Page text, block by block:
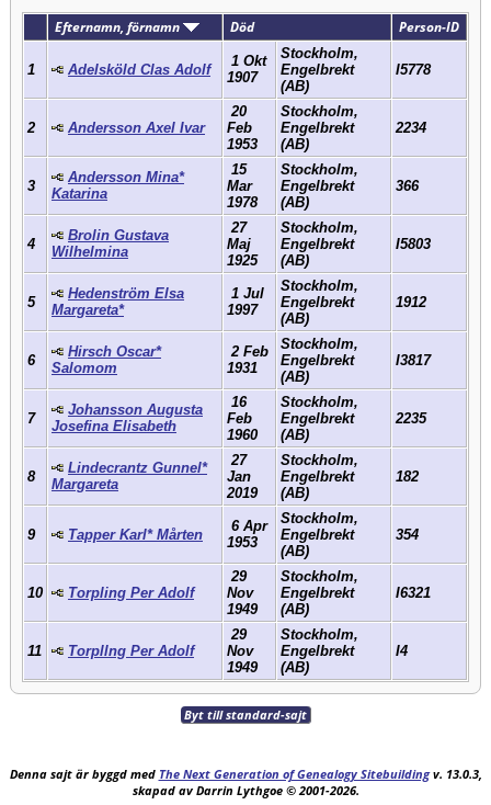
Efternamn, förnamn
Död Person-ID
1 Adelsköld Clas Adolf
1 Okt
1907
Stockholm,
Engelbrekt
(AB)
I5778
2 Andersson Axel Ivar
20
Feb
1953
Stockholm,
Engelbrekt
(AB)
2234
3
Andersson Mina*
Katarina
15
Mar
1978
Stockholm,
Engelbrekt
(AB)
366
4
Brolin Gustava
Wilhelmina
27
Maj
1925
Stockholm,
Engelbrekt
(AB)
I5803
5
Hedenström Elsa
Margareta*
1 Jul
1997
Stockholm,
Engelbrekt
(AB)
1912
6
Hirsch Oscar*
Salomom
2 Feb
1931
Stockholm,
Engelbrekt
(AB)
I3817
7
Johansson Augusta
Josefina Elisabeth
16
Feb
1960
Stockholm,
Engelbrekt
(AB)
2235
8
Lindecrantz Gunnel*
Margareta
27
Jan
2019
Stockholm,
Engelbrekt
(AB)
182
9 Tapper Karl* Mårten
6 Apr
1953
Stockholm,
Engelbrekt
(AB)
354
10 Torpling Per Adolf
29
Nov
1949
Stockholm,
Engelbrekt
(AB)
I6321
11 Torpllng Per Adolf
29
Nov
1949
Stockholm,
Engelbrekt
(AB)
I4
Byt till standard-sajt
Denna sajt är byggd med The Next Generation of Genealogy Sitebuildingv. 13.0.3,
skapad av Darrin Lythgoe © 2001-2026.